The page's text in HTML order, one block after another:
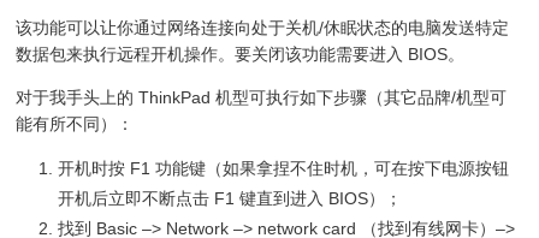
该功能可以让你通过网络连接向处于关机/休眠状态的电脑发送特定
数据包来执行远程开机操作。要关闭该功能需要进入 BIOS。
对于我手头上的 ThinkPad 机型可执行如下步骤（其它品牌/机型可
能有所不同）：
开机时按 F1 功能键（如果拿捏不住时机，可在按下电源按钮
开机后立即不断点击 F1 键直到进入 BIOS）；
找到 Basic –> Network –> network card （找到有线网卡）–>